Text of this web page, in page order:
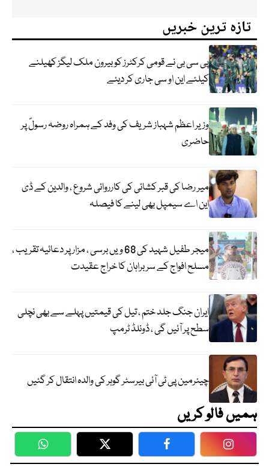
تازہ ترین خبریں
پی سی بی نے قومی کرکٹرز کو بیرون ملک لیگز کھیلنے
کیلئے این او سی جاری کر دیئے
وزیر اعظم شہباز شریف کی وفد کے ہمراہ روضہ رسولؐ پر
حاضری
میر رضا کی قبر کشائی کی کارروائی شروع ، والدین کے ڈی
این اے سیمپل بھی لینے کا فیصلہ
میجر طفیل شہید کی 68 ویں برسی ، مزار پر دعائیہ تقریب ،
مسلح افواج کے سربراہان کا خراج عقیدت
ایران جنگ جلد ختم ، تیل کی قیمتیں پہلے سے بھی نچلی
سطح پر آئیں گی ، ڈونلڈ ٹرمپ
چیئرمین پی ٹی آئی بیرسٹر گوہر کی والدہ انتقال کر گئیں
ہمیں فالو کریں
WhatsApp Twitter Facebook